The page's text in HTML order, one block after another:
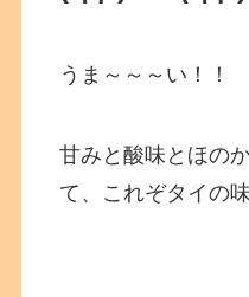
うま～～～い！！
甘みと酸味とほの
て、これぞタイの